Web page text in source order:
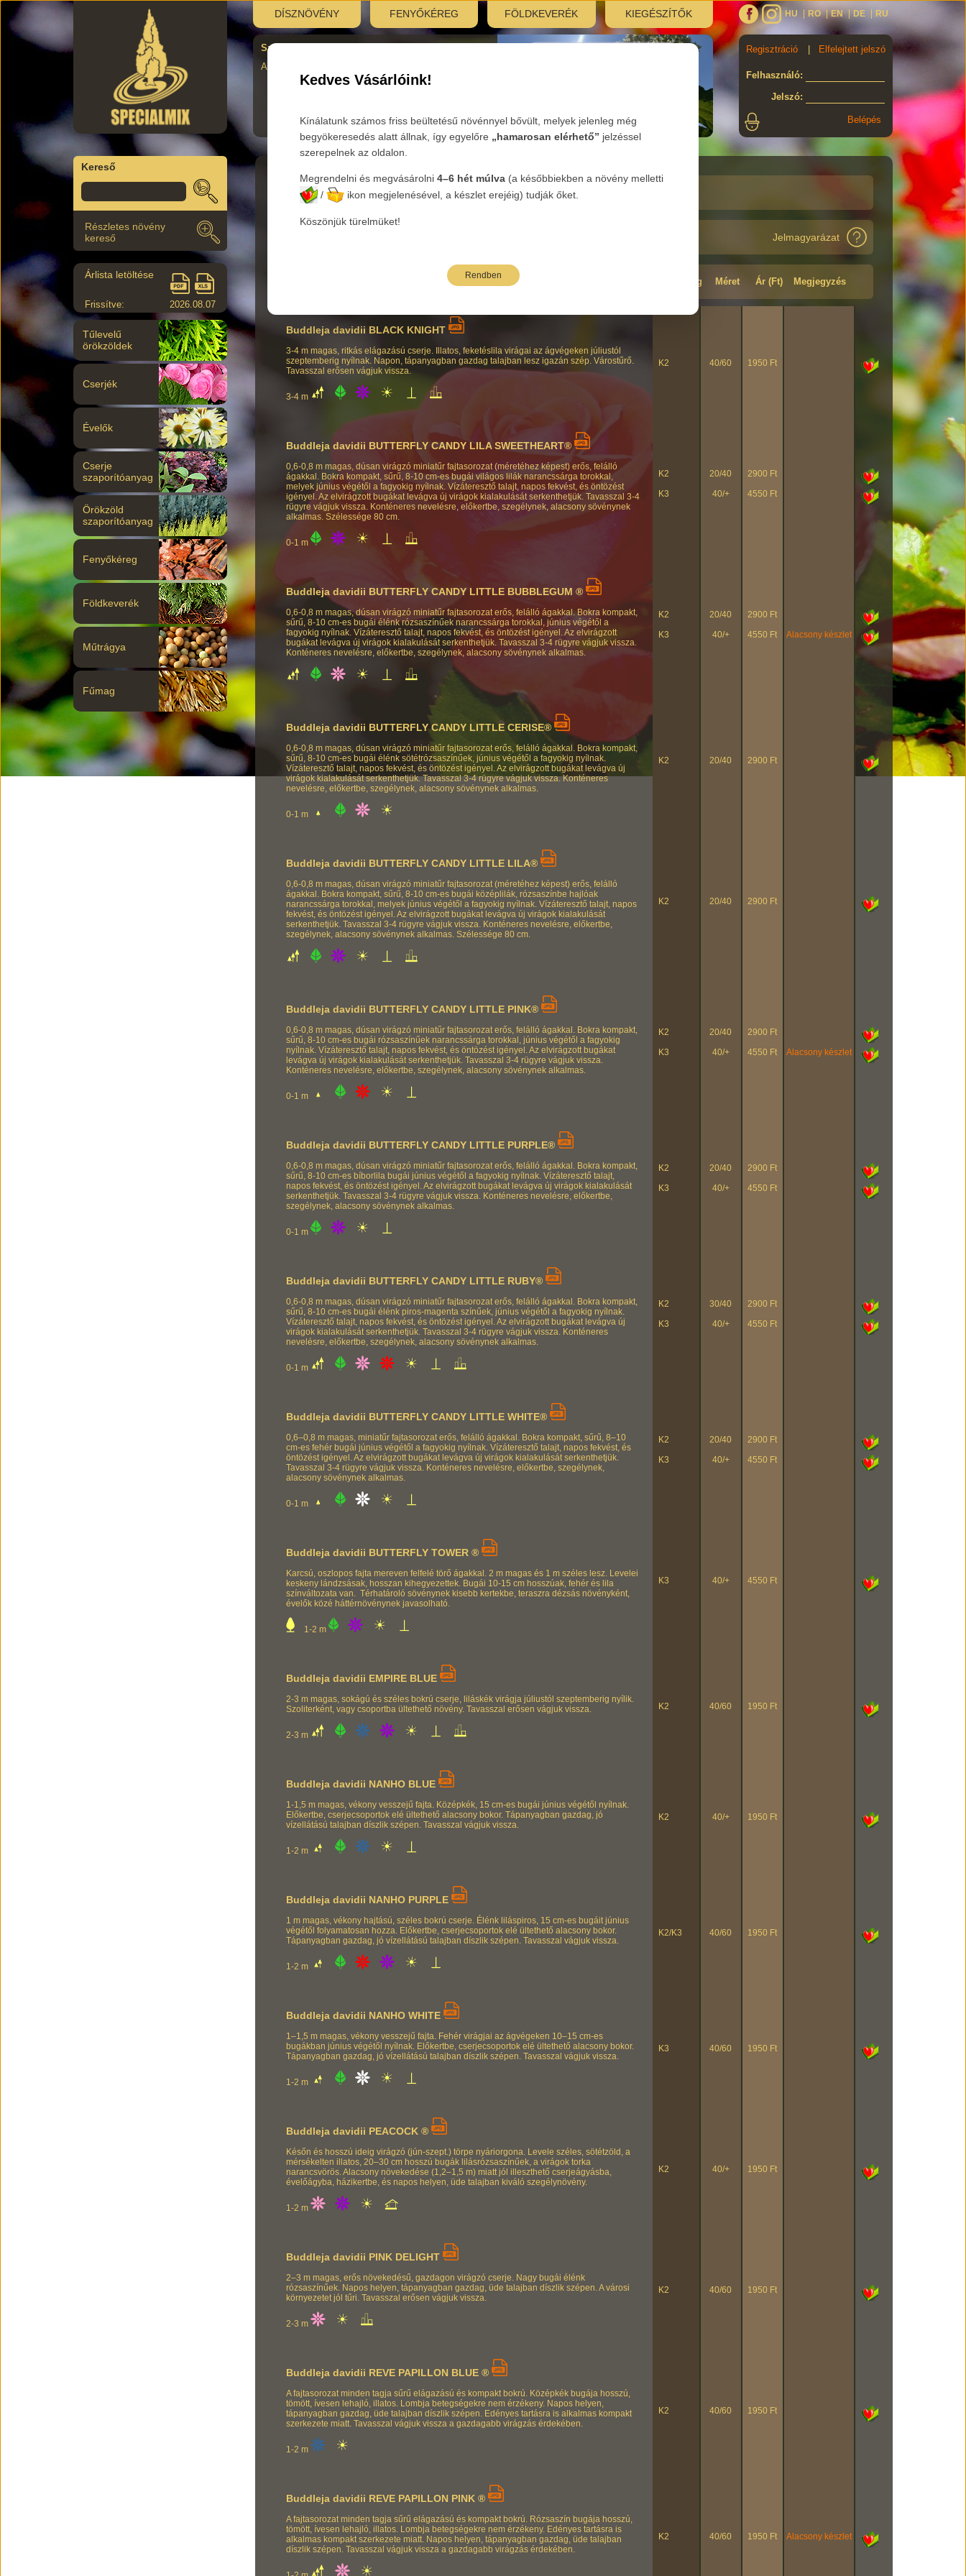
Kedves Vásárlóink!
Kínálatunk számos friss beültetésű növénnyel bővült, melyek jelenleg még
begyökeresedés alatt állnak, így egyelőre „hamarosan elérhető” jelzéssel
szerepelnek az oldalon.
Megrendelni és megvásárolni 4–6 hét múlva (a későbbiekben a növény melletti
/
ikon megjelenésével, a készlet erejéig) tudják őket.
Köszönjük türelmüket!
Rendben
DÍSZNÖVÉNY FENYŐKÉREG FÖLDKEVERÉK KIEGÉSZÍTŐK
TÉRKÉP A KERTÉSZETÜNKRŐL
Segítség a tájékozódásban
Tovább
HU RO EN DE RU
Regisztráció Elfelejtett jelszó
Felhasználó:
Jelszó:
Kereső
Részletes növény
kereső
Árlista letöltése
Frissítve: 2026.08.07
Tűlevelű
örökzöldek
Cserjék
Évelők
Cserje
szaporítóanyag
Örökzöld
szaporítóanyag
Fenyőkéreg
Földkeverék
Műtrágya
Fűmag
Főkategória:CserjékNemzetség :Buddleja - Nyáriorgona
Jelmagyarázat
Oldalak: 1 Minőség Méret Ár (Ft) Megjegyzés
Buddleja davidii BLACK KNIGHT
3-4 m magas, ritkás elágazású cserje. Illatos, feketéslila virágai az ágvégeken júliustól
szeptemberig nyílnak. Napon, tápanyagban gazdag talajban lesz igazán szép. Várostűrő.
Tavasszal erősen vágjuk vissza.
3-4 m
K2 40/60 1950 Ft
Buddleja davidii BUTTERFLY CANDY LILA SWEETHEART®
0,6-0,8 m magas, dúsan virágzó miniatűr fajtasorozat (méretéhez képest) erős, felálló
ágakkal. Bokra kompakt, sűrű, 8-10 cm-es bugái világos lilák narancssárga torokkal,
melyek június végétől a fagyokig nyílnak. Vízáteresztő talajt, napos fekvést, és öntözést
igényel. Az elvirágzott bugákat levágva új virágok kialakulását serkenthetjük. Tavasszal 3-4
rügyre vágjuk vissza. Konténeres nevelésre, előkertbe, szegélynek, alacsony sövénynek
alkalmas. Szélessége 80 cm.
0-1 m
K2
K3
20/40
40/+
2900 Ft
4550 Ft
Buddleja davidii BUTTERFLY CANDY LITTLE BUBBLEGUM ®
0,6-0,8 m magas, dúsan virágzó miniatűr fajtasorozat erős, felálló ágakkal. Bokra kompakt,
sűrű, 8-10 cm-es bugái élénk rózsaszínűek narancssárga torokkal, június végétől a
fagyokig nyílnak. Vízáteresztő talajt, napos fekvést, és öntözést igényel. Az elvirágzott
bugákat levágva új virágok kialakulását serkenthetjük. Tavasszal 3-4 rügyre vágjuk vissza.
Konténeres nevelésre, előkertbe, szegélynek, alacsony sövénynek alkalmas.
K2
K3
20/40
40/+
2900 Ft
4550 Ft
Alacsony készlet
Buddleja davidii BUTTERFLY CANDY LITTLE CERISE®
0,6-0,8 m magas, dúsan virágzó miniatűr fajtasorozat erős, felálló ágakkal. Bokra kompakt,
sűrű, 8-10 cm-es bugái élénk sötétrózsaszínűek, június végétől a fagyokig nyílnak.
Vízáteresztő talajt, napos fekvést, és öntözést igényel. Az elvirágzott bugákat levágva új
virágok kialakulását serkenthetjük. Tavasszal 3-4 rügyre vágjuk vissza. Konténeres
nevelésre, előkertbe, szegélynek, alacsony sövénynek alkalmas.
0-1 m
K2 20/40 2900 Ft
Buddleja davidii BUTTERFLY CANDY LITTLE LILA®
0,6-0,8 m magas, dúsan virágzó miniatűr fajtasorozat (méretéhez képest) erős, felálló
ágakkal. Bokra kompakt, sűrű, 8-10 cm-es bugái középlilák, rózsaszínbe hajlóak
narancssárga torokkal, melyek június végétől a fagyokig nyílnak. Vízáteresztő talajt, napos
fekvést, és öntözést igényel. Az elvirágzott bugákat levágva új virágok kialakulását
serkenthetjük. Tavasszal 3-4 rügyre vágjuk vissza. Konténeres nevelésre, előkertbe,
szegélynek, alacsony sövénynek alkalmas. Szélessége 80 cm.
K2 20/40 2900 Ft
Buddleja davidii BUTTERFLY CANDY LITTLE PINK®
0,6-0,8 m magas, dúsan virágzó miniatűr fajtasorozat erős, felálló ágakkal. Bokra kompakt,
sűrű, 8-10 cm-es bugái rózsaszínűek narancssárga torokkal, június végétől a fagyokig
nyílnak. Vízáteresztő talajt, napos fekvést, és öntözést igényel. Az elvirágzott bugákat
levágva új virágok kialakulását serkenthetjük. Tavasszal 3-4 rügyre vágjuk vissza.
Konténeres nevelésre, előkertbe, szegélynek, alacsony sövénynek alkalmas.
0-1 m
K2
K3
20/40
40/+
2900 Ft
4550 Ft
Alacsony készlet
Buddleja davidii BUTTERFLY CANDY LITTLE PURPLE®
0,6-0,8 m magas, dúsan virágzó miniatűr fajtasorozat erős, felálló ágakkal. Bokra kompakt,
sűrű, 8-10 cm-es bíborlila bugái június végétől a fagyokig nyílnak. Vízáteresztő talajt,
napos fekvést, és öntözést igényel. Az elvirágzott bugákat levágva új virágok kialakulását
serkenthetjük. Tavasszal 3-4 rügyre vágjuk vissza. Konténeres nevelésre, előkertbe,
szegélynek, alacsony sövénynek alkalmas.
0-1 m
K2
K3
20/40
40/+
2900 Ft
4550 Ft
Buddleja davidii BUTTERFLY CANDY LITTLE RUBY®
0,6-0,8 m magas, dúsan virágzó miniatűr fajtasorozat erős, felálló ágakkal. Bokra kompakt,
sűrű, 8-10 cm-es bugái élénk piros-magenta színűek, június végétől a fagyokig nyílnak.
Vízáteresztő talajt, napos fekvést, és öntözést igényel. Az elvirágzott bugákat levágva új
virágok kialakulását serkenthetjük. Tavasszal 3-4 rügyre vágjuk vissza. Konténeres
nevelésre, előkertbe, szegélynek, alacsony sövénynek alkalmas.
0-1 m
K2
K3
30/40
40/+
2900 Ft
4550 Ft
Buddleja davidii BUTTERFLY CANDY LITTLE WHITE®
0,6–0,8 m magas, miniatűr fajtasorozat erős, felálló ágakkal. Bokra kompakt, sűrű, 8–10
cm-es fehér bugái június végétől a fagyokig nyílnak. Vízáteresztő talajt, napos fekvést, és
öntözést igényel. Az elvirágzott bugákat levágva új virágok kialakulását serkenthetjük.
Tavasszal 3-4 rügyre vágjuk vissza. Konténeres nevelésre, előkertbe, szegélynek,
alacsony sövénynek alkalmas.
0-1 m
K2
K3
20/40
40/+
2900 Ft
4550 Ft
Buddleja davidii BUTTERFLY TOWER ®
Karcsú, oszlopos fajta mereven felfelé törő ágakkal. 2 m magas és 1 m széles lesz. Levelei
keskeny lándzsásak, hosszan kihegyezettek. Bugái 10-15 cm hosszúak, fehér és lila
színváltozata van. Térhatároló sövénynek kisebb kertekbe, teraszra dézsás növényként,
évelők közé háttérnövénynek javasolható.
1-2 m
K3 40/+ 4550 Ft
Buddleja davidii EMPIRE BLUE
2-3 m magas, sokágú és széles bokrú cserje, liláskék virágja júliustól szeptemberig nyílik.
Szoliterként, vagy csoportba ültethető növény. Tavasszal erősen vágjuk vissza.
2-3 m
K2 40/60 1950 Ft
Buddleja davidii NANHO BLUE
1-1,5 m magas, vékony vesszejű fajta. Középkék, 15 cm-es bugái június végétől nyílnak.
Előkertbe, cserjecsoportok elé ültethető alacsony bokor. Tápanyagban gazdag, jó
vízellátású talajban díszlik szépen. Tavasszal vágjuk vissza.
1-2 m
K2 40/+ 1950 Ft
Buddleja davidii NANHO PURPLE
1 m magas, vékony hajtású, széles bokrú cserje. Élénk liláspiros, 15 cm-es bugáit június
végétől folyamatosan hozza. Előkertbe, cserjecsoportok elé ültethető alacsony bokor.
Tápanyagban gazdag, jó vízellátású talajban díszlik szépen. Tavasszal vágjuk vissza.
1-2 m
K2/K3 40/60 1950 Ft
Buddleja davidii NANHO WHITE
1–1,5 m magas, vékony vesszejű fajta. Fehér virágjai az ágvégeken 10–15 cm-es
bugákban június végétől nyílnak. Előkertbe, cserjecsoportok elé ültethető alacsony bokor.
Tápanyagban gazdag, jó vízellátású talajban díszlik szépen. Tavasszal vágjuk vissza.
1-2 m
K3 40/60 1950 Ft
Buddleja davidii PEACOCK ®
Későn és hosszú ideig virágzó (jún-szept.) törpe nyáriorgona. Levele széles, sötétzöld, a
mérsékelten illatos, 20–30 cm hosszú bugák lilásrózsaszínűek, a virágok torka
narancsvörös. Alacsony növekedése (1,2–1,5 m) miatt jól illeszthető cserjeágyásba,
évelőágyba, házikertbe, és napos helyen, üde talajban kiváló szegélynövény.
1-2 m
K2 40/+ 1950 Ft
Buddleja davidii PINK DELIGHT
2–3 m magas, erős növekedésű, gazdagon virágzó cserje. Nagy bugái élénk
rózsaszínűek. Napos helyen, tápanyagban gazdag, üde talajban díszlik szépen. A városi
környezetet jól tűri. Tavasszal erősen vágjuk vissza.
2-3 m
K2 40/60 1950 Ft
Buddleja davidii REVE PAPILLON BLUE ®
A fajtasorozat minden tagja sűrű elágazású és kompakt bokrú. Középkék bugája hosszú,
tömött, ívesen lehajló, illatos. Lombja betegségekre nem érzékeny. Napos helyen,
tápanyagban gazdag, üde talajban díszlik szépen. Edényes tartásra is alkalmas kompakt
szerkezete miatt. Tavasszal vágjuk vissza a gazdagabb virágzás érdekében.
1-2 m
K2 40/60 1950 Ft
Buddleja davidii REVE PAPILLON PINK ®
A fajtasorozat minden tagja sűrű elágazású és kompakt bokrú. Rózsaszín bugája hosszú,
tömött, ívesen lehajló, illatos. Lombja betegségekre nem érzékeny. Edényes tartásra is
alkalmas kompakt szerkezete miatt. Napos helyen, tápanyagban gazdag, üde talajban
díszlik szépen. Tavasszal vágjuk vissza a gazdagabb virágzás érdekében.
K2 40/60 1950 Ft Alacsony készlet